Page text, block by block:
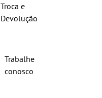
Troca e
Devolução
Trabalhe
conosco